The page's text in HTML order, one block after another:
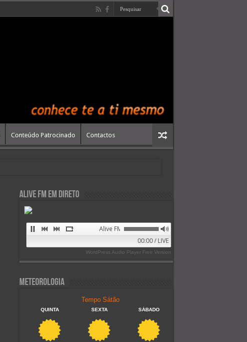
Conteúdo Patrocinado Contactos
Alive FM em Direto
Alive FM 89.9
00:00 / LIVE
WordPress Audio Player Free Version
Meteorologia